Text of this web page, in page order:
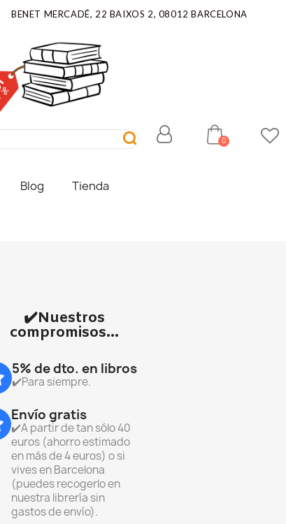
BENET MERCADÉ, 22 BAIXOS 2, 08012 BARCELONA
Blog Tienda
✔️Nuestros
compromisos...
5% de dto. en libros
✔️Para siempre.
Envío gratis
✔️A partir de tan sólo 40
euros (ahorro estimado
en más de 4 euros) o si
vives en Barcelona
(puedes recogerlo en
nuestra librería sin
gastos de envío).